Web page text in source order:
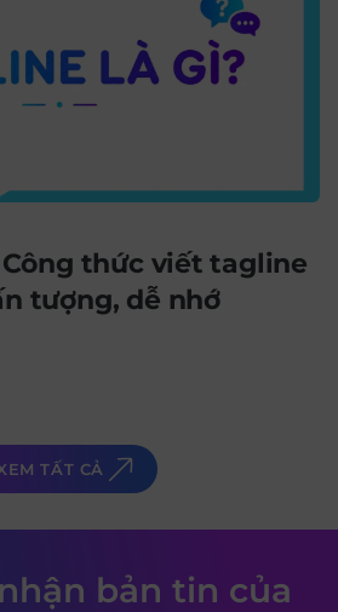
thức viết tagline
tượng, dễ nhớ
TẤT CẢ
bản tin của